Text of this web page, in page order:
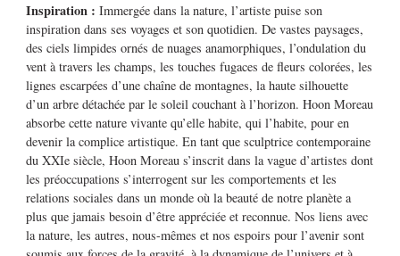
Inspiration :Immergée dans la nature, l’artiste puise son
inspiration dans ses voyages et son quotidien. De vastes paysages,
des ciels limpides ornés de nuages ​​anamorphiques, l’ondulation du
vent à travers les champs, les touches fugaces de fleurs colorées, les
lignes escarpées d’une chaîne de montagnes, la haute silhouette
d’un arbre détachée par le soleil couchant à l’horizon. Hoon Moreau
absorbe cette nature vivante qu’elle habite, qui l’habite, pour en
devenir la complice artistique. En tant que sculptrice contemporaine
du XXIe siècle, Hoon Moreau s’inscrit dans la vague d’artistes dont
les préoccupations s’interrogent sur les comportements et les
relations sociales dans un monde où la beauté de notre planète a
plus que jamais besoin d’être appréciée et reconnue. Nos liens avec
la nature, les autres, nous-mêmes et nos espoirs pour l’avenir sont